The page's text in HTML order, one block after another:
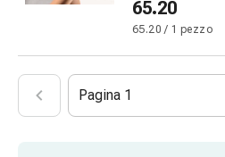
Bach
delle
65.20
65.20 / 1 pezzo
Pagina 1